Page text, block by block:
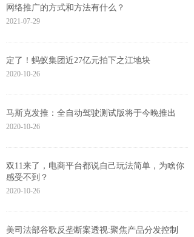
网络推广的方式和方法有什么？
2021-07-29
定了！蚂蚁集团近27亿元拍下之江地块
2020-10-26
马斯克发推：全自动驾驶测试版将于今晚推出
2020-10-26
双11来了，电商平台都说自己玩法简单，为啥你
感受不到？
2020-10-26
美司法部谷歌反垄断案透视:聚焦产品分发控制